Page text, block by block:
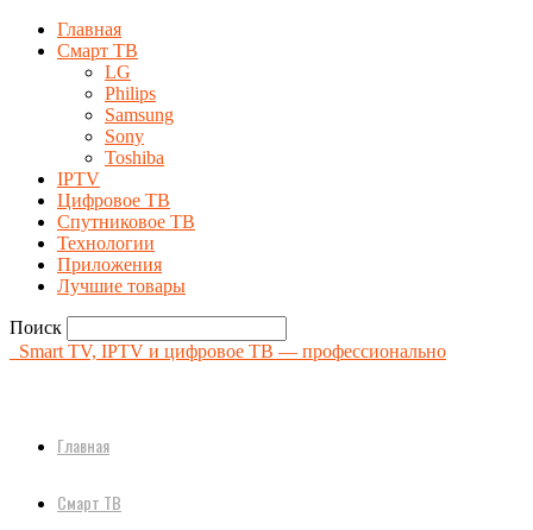
Главная
Смарт ТВ
LG
Philips
Samsung
Sony
Toshiba
IPTV
Цифровое ТВ
Спутниковое ТВ
Технологии
Приложения
Лучшие товары
Поиск
Smart TV, IPTV и цифровое ТВ — профессионально
Главная
Смарт ТВ